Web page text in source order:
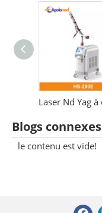
Blogs connexes
le contenu est vide!